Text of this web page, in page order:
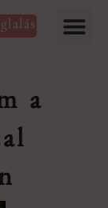
a